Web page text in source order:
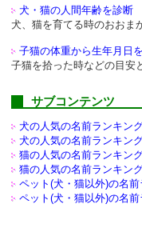
犬・猫の人間年齢を診断
犬、猫を育てる時のおおま
子猫の体重から生年月日
子猫を拾った時などの目安
サブコンテンツ
犬の人気の名前ランキン
犬の人気の名前ランキン
猫の人気の名前ランキン
猫の人気の名前ランキン
ペット(犬・猫以外)の名前
ペット(犬・猫以外)の名前